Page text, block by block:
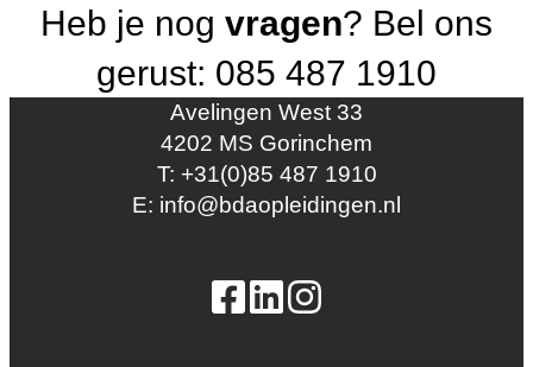
Heb je nog vragen? Bel ons
gerust: 085 487 1910
Avelingen West 33
4202 MS Gorinchem
T: +31(0)85 487 1910
E: info@bdaopleidingen.nl